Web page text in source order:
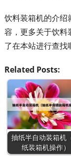
饮料装箱机的介绍
容，更多关于饮料
了在本站进行查找
Related Posts:
抽纸半自动装箱机
纸装箱机操作）